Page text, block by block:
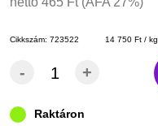
Cikkszám: 723522 14 750 Ft / kg
- +
Raktáron